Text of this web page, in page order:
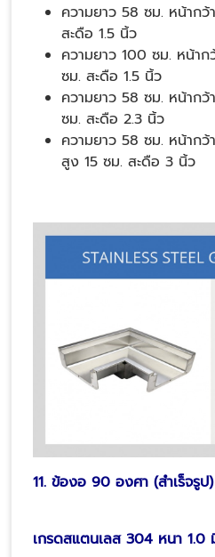
ความยาว 58 ซม. หน้าก
สะดือ 1.5 นิ้ว
ความยาว 100 ซม. หน้า
ซม. สะดือ 1.5 นิ้ว
ความยาว 58 ซม. หน้ากว้
ซม. สะดือ 2.3 นิ้ว
ความยาว 58 ซม. หน้าก
สูง 15 ซม. สะดือ 3 นิ้ว
11. ข้องอ 90 องศา (สำเร็จรูป)
เกรดสแตนเลส 304 หนา 1.0